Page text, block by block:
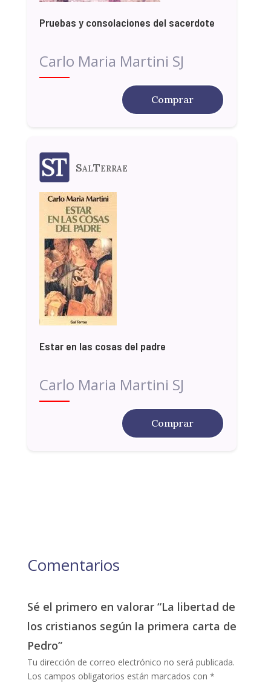
Pruebas y consolaciones del sacerdote
Carlo Maria Martini SJ
Comprar
SalTerrae
Estar en las cosas del padre
Carlo Maria Martini SJ
Comprar
Comentarios
Sé el primero en valorar “La libertad de
los cristianos según la primera carta de
Pedro”
Tu dirección de correo electrónico no será publicada.
Los campos obligatorios están marcados con *